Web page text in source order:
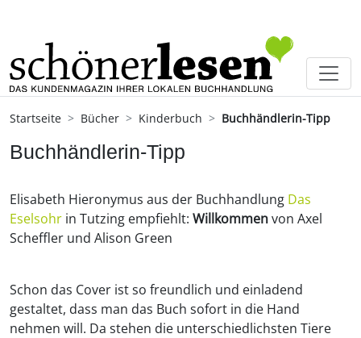
Startseite Bücher Kinderbuch Buchhändlerin-Tipp
Buchhändlerin-Tipp
Elisabeth Hieronymus aus der Buchhandlung Das
Eselsohr in Tutzing empfiehlt: Willkommenvon Axel
Scheffler und Alison Green
Schon das Cover ist so freundlich und einladend
gestaltet, dass man das Buch sofort in die Hand
nehmen will. Da stehen die unterschiedlichsten Tiere